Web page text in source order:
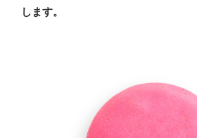
します。